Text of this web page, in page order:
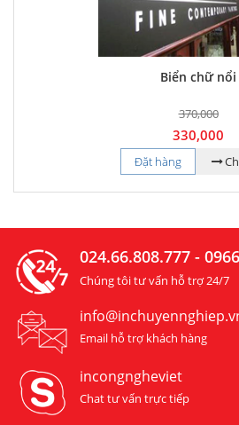
Biển chữ nổi
370,000
330,000
Đặt hàng
024.66.808.777 -
Chúng tôi tư vấn hỗ trợ 24/7
Email hỗ trợ khách hàng
incongngheviet
Chat tư vấn trực tiếp